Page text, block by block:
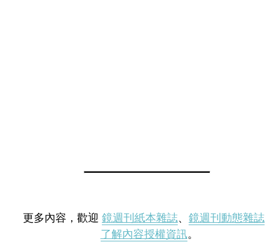
更多內容，歡迎 鏡週刊紙本雜誌、 鏡週刊動態雜誌
了解內容授權資訊。